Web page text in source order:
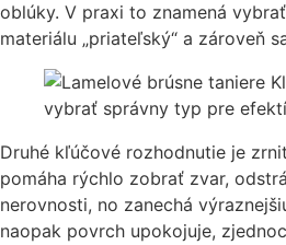
oblúky. V praxi to znamená
materiálu „priateľský“ a zároveň
Druhé kľúčové rozhodnutie je
pomáha rýchlo zobrať zvar,
nerovnosti, no zanechá
naopak povrch upokojuje,